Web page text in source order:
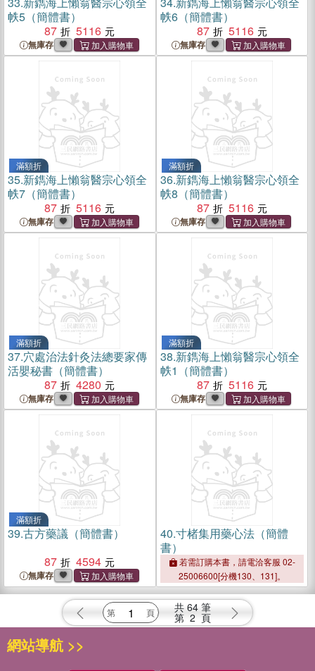
帙5（簡體書）
87
5116
無庫存
帙6（簡體書）
87
5116
無庫存
滿額折
35.新鐫海上懶翁醫宗心領全
帙7（簡體書）
87
5116
無庫存
滿額折
36.新鐫海上懶翁醫宗心領全
帙8（簡體書）
87
5116
無庫存
滿額折
37.穴處治法針灸法總要家傳
活嬰秘書（簡體書）
87
4280
無庫存
滿額折
38.新鐫海上懶翁醫宗心領全
帙1（簡體書）
87
5116
無庫存
滿額折
39.古方藥議（簡體書）
87
4594
無庫存
40.寸楮集用藥心法（簡體
書）
若需訂購本書，請電洽客服 02-
25006600[分機130、131]。
共 64 筆
第 2 頁
網站導航 >>